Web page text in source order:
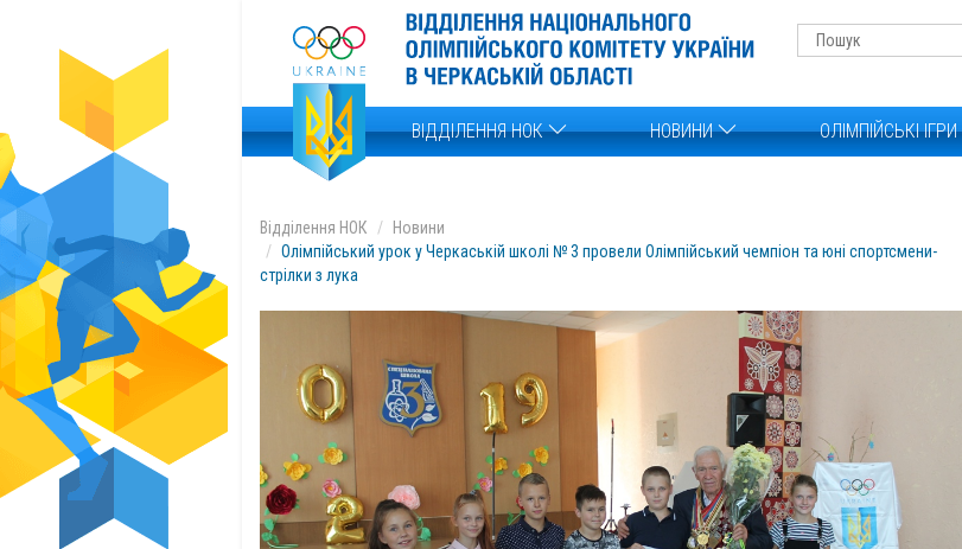
ВІДДІЛЕННЯ НОК НОВИНИ ОЛІМПІЙСЬКІ ІГРИ
Відділення НОК
Новини
Олімпійський урок у Черкаській школі № 3 провели Олімпійський чемпіон та юні спортсмени-
стрілки з лука